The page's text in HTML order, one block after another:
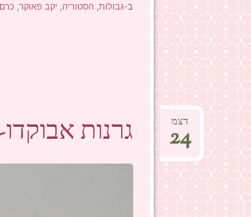
ב-גבולות, הסטוריה, יקב פאוקר,
גרנות דצמ
24